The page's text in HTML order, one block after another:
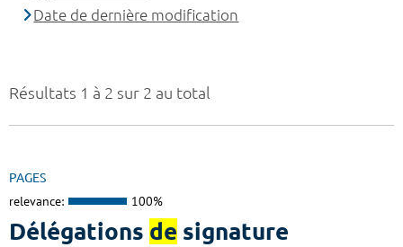
Résultats 1 à 2 sur 2 au total
PAGES
relevance: 100%
Délégations de signature
Date de dernière modification